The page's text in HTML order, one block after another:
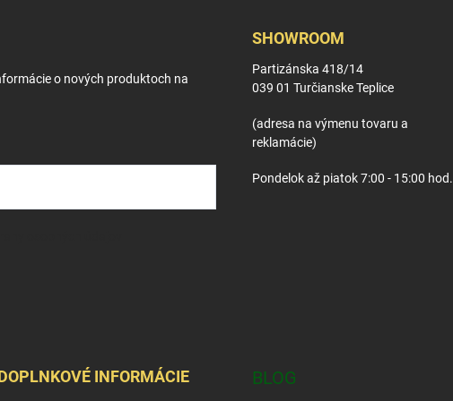
o nových produktoch na
SHOWROOM
Partizánska 418/14
039 01 Turčianske Teplice
(adresa na výmenu tovaru a
reklamácie)
Pondelok až piatok 7:00 - 15:00 hod.
INFORMÁCIE BLOG